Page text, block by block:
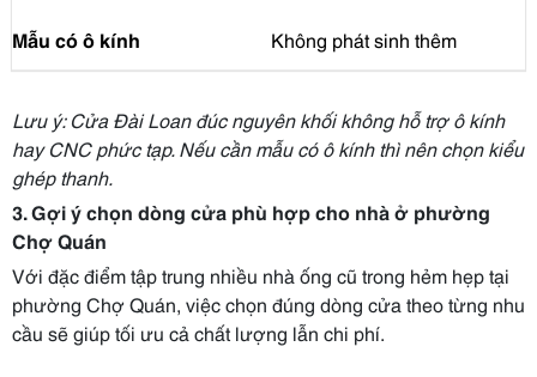
Mẫu có ô kính Không phát sinh thêm
Lưu ý: Cửa Đài Loan đúc nguyên khối không hỗ trợ ô kính
hay CNC phức tạp. Nếu cần mẫu có ô kính thì nên chọn kiểu
ghép thanh.
3. Gợi ý chọn dòng cửa phù hợp cho nhà ở phường
Chợ Quán
Với đặc điểm tập trung nhiều nhà ống cũ trong hẻm hẹp tại
phường Chợ Quán, việc chọn đúng dòng cửa theo từng nhu
cầu sẽ giúp tối ưu cả chất lượng lẫn chi phí.